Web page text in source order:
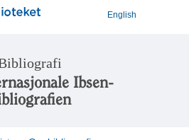
English
Ibsen-